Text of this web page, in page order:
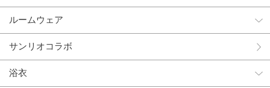
ルームウェア
サンリオコラボ
浴衣